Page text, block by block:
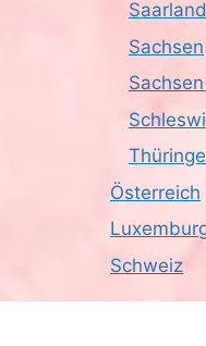
Saarland
Sachsen
Österreich
Schweiz